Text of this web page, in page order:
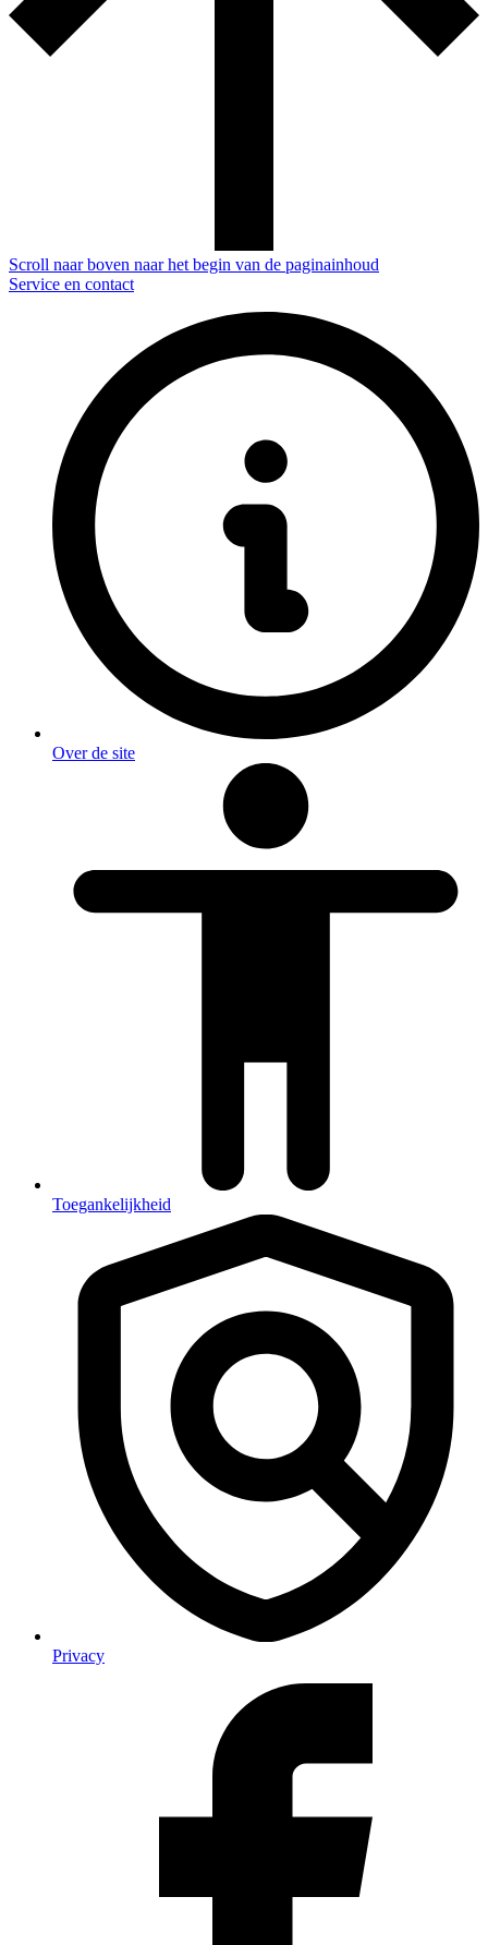
Scroll naar boven naar het begin van de paginainhoud
Service en contact
Over de site
Toegankelijkheid
Privacy